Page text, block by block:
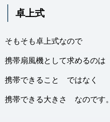
卓上式
そもそも卓上式なので
携帯扇風機として求めるのは
携帯できること ではなく
携帯できる大きさ なのです。